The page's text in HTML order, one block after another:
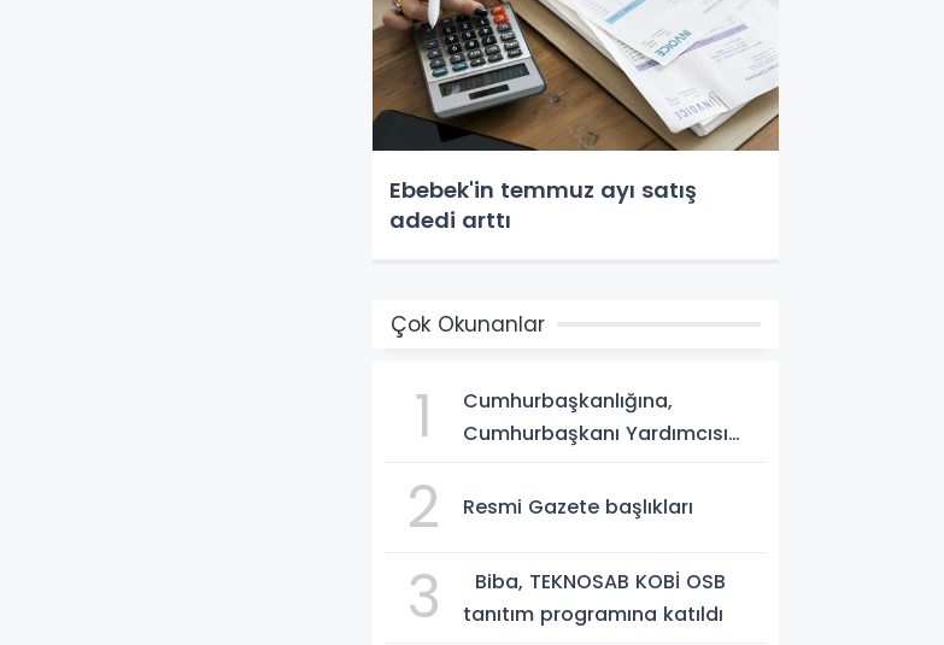
Ebebek'in temmuz ayı satış
adedi arttı
Çok Okunanlar
1
Cumhurbaşkanlığına,
Cumhurbaşkanı Yardımcısı
2 Resmi Gazete başlıkları
3
Biba, TEKNOSAB KOBİ OSB
tanıtım programına katıldı